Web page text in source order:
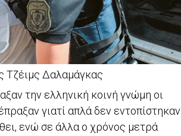
Τζέιμς Δαλαμάγκας
την ελληνική κοινή γνώμη οι
γιατί απλά δεν εντοπίστηκαν
ενώ σε άλλα ο χρόνος μετρά